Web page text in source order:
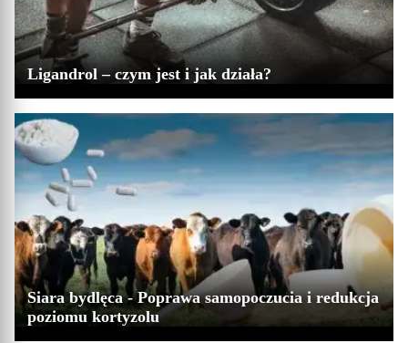
Ligandrol – czym jest i jak działa?
Siara bydlęca - Poprawa samopoczucia i redukcja
poziomu kortyzolu